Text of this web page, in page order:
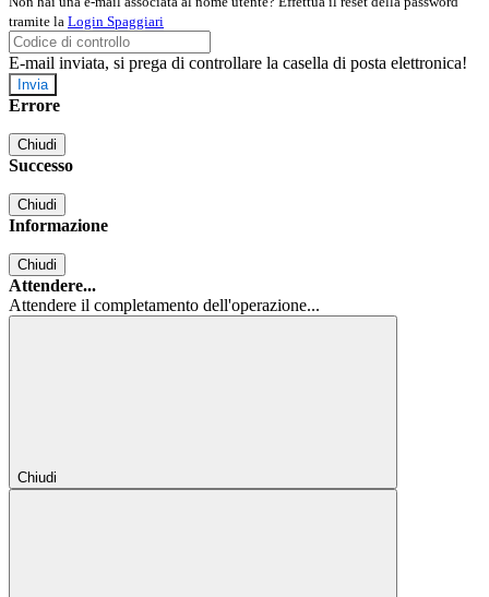
tramite la Login Spaggiari
E-mail inviata, si prega di controllare la casella di posta elettronica!
Errore
Chiudi
Successo
Chiudi
Informazione
Chiudi
Attendere...
Attendere il completamento dell'operazione...
Chiudi